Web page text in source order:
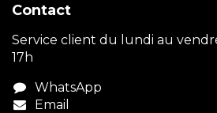
Contact
Service client du lundi au
17h
WhatsApp
Email